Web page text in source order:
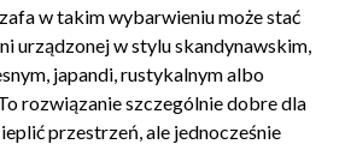
w takim wybarwieniu może stać
urządzonej w stylu skandynawskim,
japandi, rustykalnym albo
rozwiązanie szczególnie dobre dla
przestrzeń, ale jednocześnie